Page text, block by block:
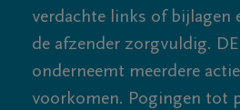
verdachte links of bijlagen
de afzender zorgvuldig.
onderneemt meerdere
voorkomen. Pogingen tot